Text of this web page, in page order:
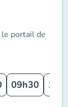
portail de
09h30